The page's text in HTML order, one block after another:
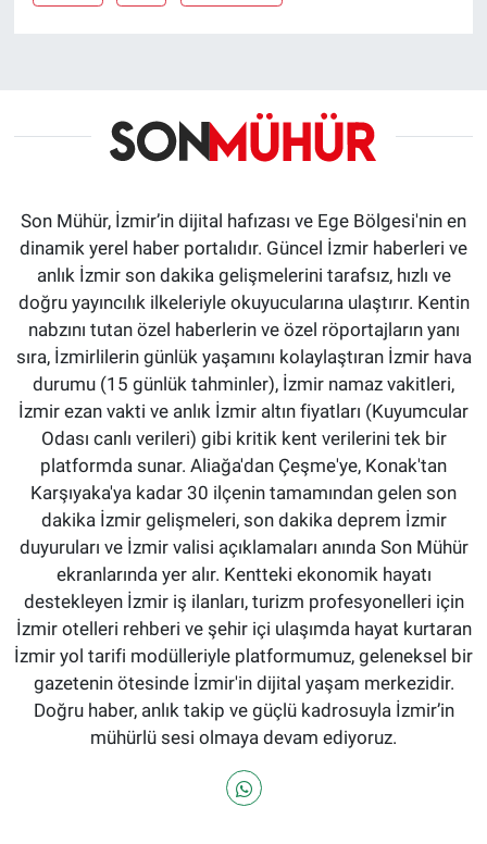
Son Mühür, İzmir’in dijital hafızası ve Ege Bölgesi'nin en
dinamik yerel haber portalıdır. Güncel İzmir haberleri ve
anlık İzmir son dakika gelişmelerini tarafsız, hızlı ve
doğru yayıncılık ilkeleriyle okuyucularına ulaştırır. Kentin
nabzını tutan özel haberlerin ve özel röportajların yanı
sıra, İzmirlilerin günlük yaşamını kolaylaştıran İzmir hava
durumu (15 günlük tahminler), İzmir namaz vakitleri,
İzmir ezan vakti ve anlık İzmir altın fiyatları (Kuyumcular
Odası canlı verileri) gibi kritik kent verilerini tek bir
platformda sunar. Aliağa'dan Çeşme'ye, Konak'tan
Karşıyaka'ya kadar 30 ilçenin tamamından gelen son
dakika İzmir gelişmeleri, son dakika deprem İzmir
duyuruları ve İzmir valisi açıklamaları anında Son Mühür
ekranlarında yer alır. Kentteki ekonomik hayatı
destekleyen İzmir iş ilanları, turizm profesyonelleri için
İzmir otelleri rehberi ve şehir içi ulaşımda hayat kurtaran
İzmir yol tarifi modülleriyle platformumuz, geleneksel bir
gazetenin ötesinde İzmir'in dijital yaşam merkezidir.
Doğru haber, anlık takip ve güçlü kadrosuyla İzmir’in
mühürlü sesi olmaya devam ediyoruz.